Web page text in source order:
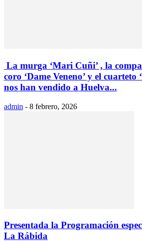
La murga ‘Mari Cuñi’ , la
coro ‘Dame Veneno’ y el
nos han vendido a Huelva...
admin - 8 febrero, 2026
Presentada la Programación
La Rábida